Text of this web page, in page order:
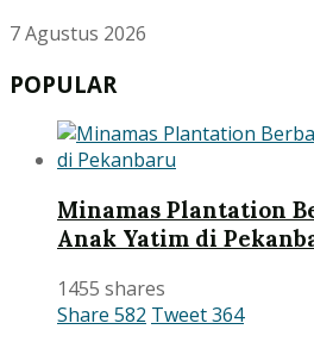
7 Agustus 2026
POPULAR
Minamas Plantation
Anak Yatim di
1455 shares
Share 582 Tweet364